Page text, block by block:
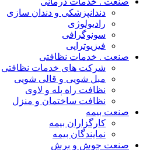
دندانپزشکی و دندان سازی
رادیولوژی
سونوگرافی
فیزیوتراپی
صنعت . خدمات نظافتی
شرکت های خدمات نظافتی
مبل شویی و قالی شویی
نظافت راه پله و لاوی
نظافت ساختمان و منزل
صنعت بیمه
کارگزاران بیمه
نمایندگان بیمه
صنعت جوش و برش